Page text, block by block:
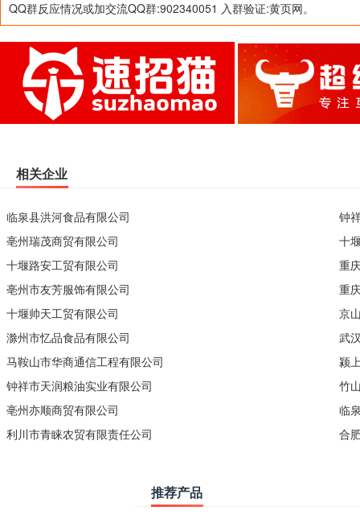
QQ群反应情况或加交流QQ群:902340051 入群验证:黄页网。
相关企业
临泉县洪河食品有限公司
亳州瑞茂商贸有限公司
十堰路安工贸有限公司
亳州市友芳服饰有限公司
十堰帅天工贸有限公司
滁州市忆品食品有限公司
马鞍山市华商通信工程有限公司
钟祥市天润粮油实业有限公司
亳州亦顺商贸有限公司
利川市青睐农贸有限责任公司
钟
十
重
重
京
武
颍
竹
临
合
推荐产品